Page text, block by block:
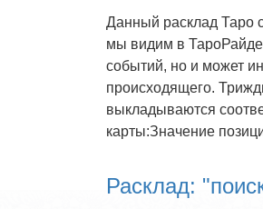
Данный расклад Таро
мы видим в
событий, но и может
происходящего.
выкладываются
карты:Значение
Расклад: